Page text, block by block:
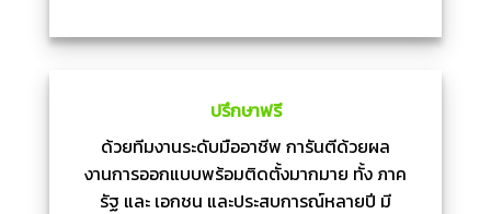
ปรึกษาฟรี
ด้วยทีมงานระดับมืออาชีพ การันตีด้วยผล
งานการออกแบบพร้อมติดตั้งมากมาย ทั้ง ภาค
รัฐ และ เอกชน และประสบการณ์หลายปี มี